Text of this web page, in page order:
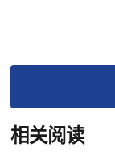
相关阅读